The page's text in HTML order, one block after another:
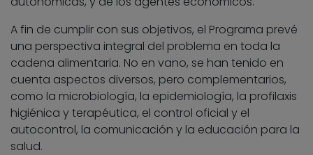
A fin de cumplir con sus objetivos, el Programa prevé
una perspectiva integral del problema en toda la
cadena alimentaria. No en vano, se han tenido en
cuenta aspectos diversos, pero complementarios,
como la microbiología, la epidemiología, la profilaxis
higiénica y terapéutica, el control oficial y el
autocontrol, la comunicación y la educación para la
salud.